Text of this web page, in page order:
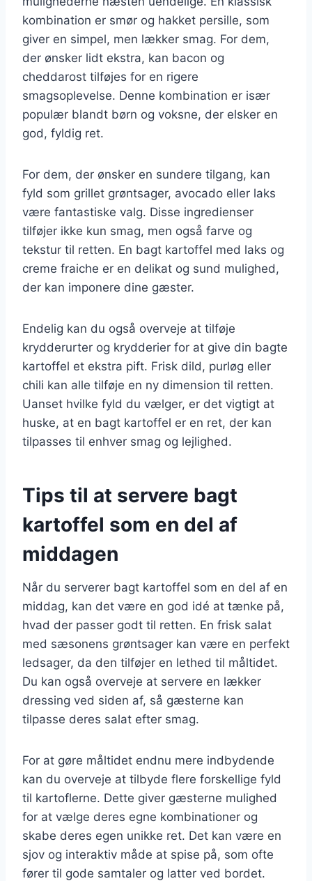
kombination er smør og hakket persille, som
giver en simpel, men lækker smag. For dem,
der ønsker lidt ekstra, kan bacon og
cheddarost tilføjes for en rigere
smagsoplevelse. Denne kombination er især
populær blandt børn og voksne, der elsker en
god, fyldig ret.
For dem, der ønsker en sundere tilgang, kan
fyld som grillet grøntsager, avocado eller laks
være fantastiske valg. Disse ingredienser
tilføjer ikke kun smag, men også farve og
tekstur til retten. En bagt kartoffel med laks og
creme fraiche er en delikat og sund mulighed,
der kan imponere dine gæster.
Endelig kan du også overveje at tilføje
krydderurter og krydderier for at give din bagte
kartoffel et ekstra pift. Frisk dild, purløg eller
chili kan alle tilføje en ny dimension til retten.
Uanset hvilke fyld du vælger, er det vigtigt at
huske, at en bagt kartoffel er en ret, der kan
tilpasses til enhver smag og lejlighed.
Tips til at servere bagt
kartoffel som en del af
middagen
Når du serverer bagt kartoffel som en del af en
middag, kan det være en god idé at tænke på,
hvad der passer godt til retten. En frisk salat
med sæsonens grøntsager kan være en perfekt
ledsager, da den tilføjer en lethed til måltidet.
Du kan også overveje at servere en lækker
dressing ved siden af, så gæsterne kan
tilpasse deres salat efter smag.
For at gøre måltidet endnu mere indbydende
kan du overveje at tilbyde flere forskellige fyld
til kartoflerne. Dette giver gæsterne mulighed
for at vælge deres egne kombinationer og
skabe deres egen unikke ret. Det kan være en
sjov og interaktiv måde at spise på, som ofte
fører til gode samtaler og latter ved bordet.